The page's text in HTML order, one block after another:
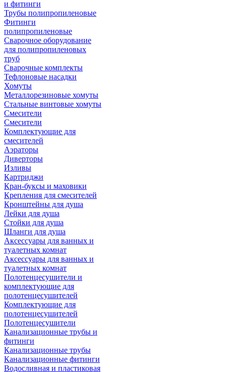
и фитинги
Трубы полипропиленовые
Фитинги
полипропиленовые
Сварочное оборудование
для полипропиленовых
труб
Сварочные комплекты
Тефлоновые насадки
Хомуты
Металлорезиновые хомуты
Стальные винтовые хомуты
Смесители
Смесители
Комплектующие для
смесителей
Аэраторы
Диверторы
Изливы
Картриджи
Кран-буксы и маховики
Крепления для смесителей
Кронштейны для душа
Лейки для душа
Стойки для душа
Шланги для душа
Аксессуары для ванных и
туалетных комнат
Аксессуары для ванных и
туалетных комнат
Полотенцесушители и
комплектующие для
полотенцесушителей
Комплектующие для
полотенцесушителей
Полотенцесушители
Канализационные трубы и
фитинги
Канализационные трубы
Канализационные фитинги
Водосливная и пластиковая